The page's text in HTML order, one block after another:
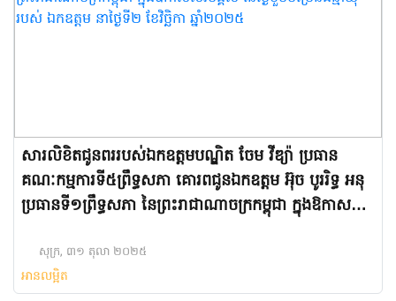
សារលិខិតជូនពររបស់ឯកឧត្តមបណ្ឌិត ចែម វីឌ្យ៉ា ប្រធាន
គណៈកម្មការ​ទី៥ព្រឹទ្ធសភា គោរពជូនឯកឧត្តម អ៊ុច បូររិទ្ធ អនុ
ប្រធានទី១ព្រឹទ្ធសភា នៃព្រះរាជាណាចក្រកម្ពុជា ក្នុងឱកាសសិរី
ខែវិច្ឆិកា ឆ្នាំ២០២៥
សុក្រ, ៣១ តុលា ២០២៥
អានលម្អិត